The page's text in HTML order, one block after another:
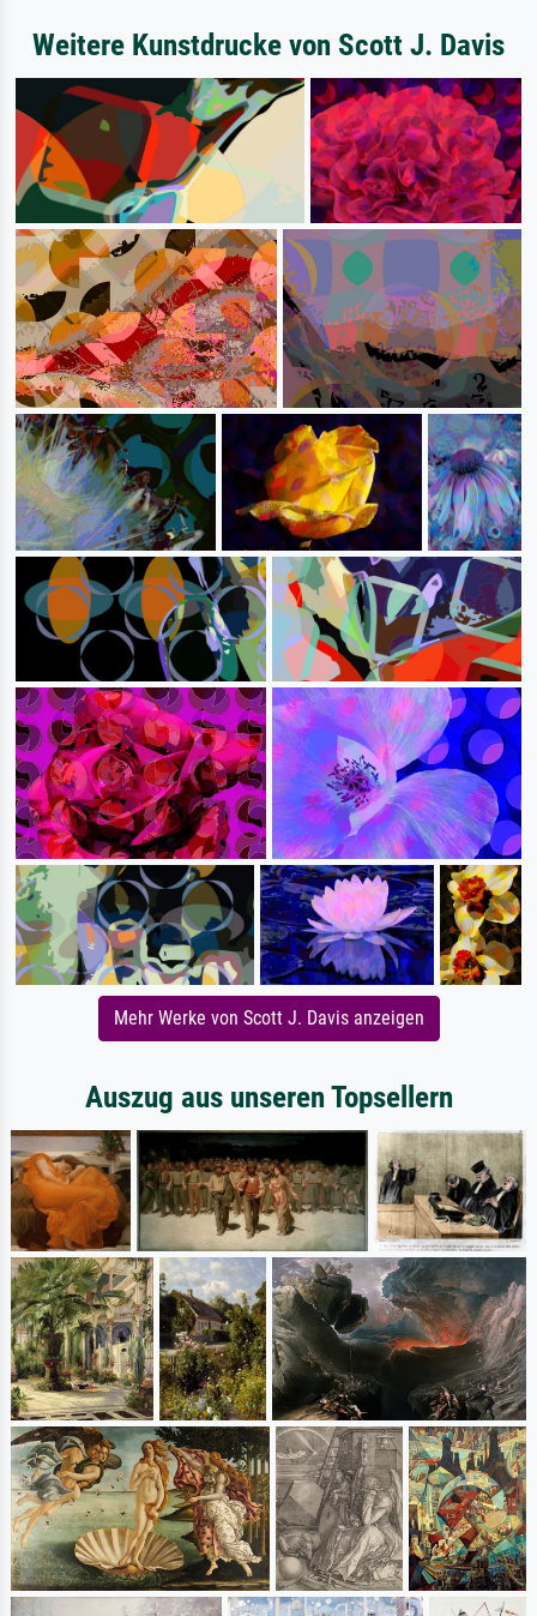
Weitere Kunstdrucke von Scott J. Davis
Mehr Werke von Scott J. Davis anzeigen
Auszug aus unseren Topsellern